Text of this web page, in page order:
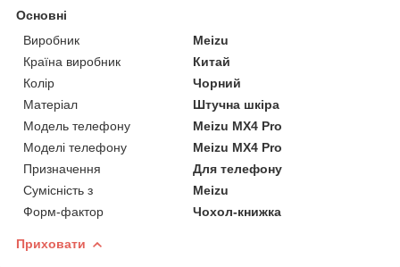
Основні
Виробник
Meizu
Країна виробник
Китай
Колір
Чорний
Матеріал
Штучна шкіра
Модель телефону
Meizu MX4 Pro
Моделі телефону
Meizu MX4 Pro
Призначення
Для телефону
Сумісність з
Meizu
Форм-фактор
Чохол-книжка
Приховати